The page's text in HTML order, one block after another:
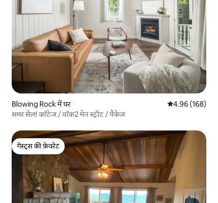
Blowing Rock में घर औसत रेटिंग 5 में से
4.96 (168)
समर सेल! कॉटेज / वॉक2 मेन स्ट्रीट / पैकेज
गेस्ट्स की फ़ेवरेट
गेस्ट्स की फ़ेवरेट